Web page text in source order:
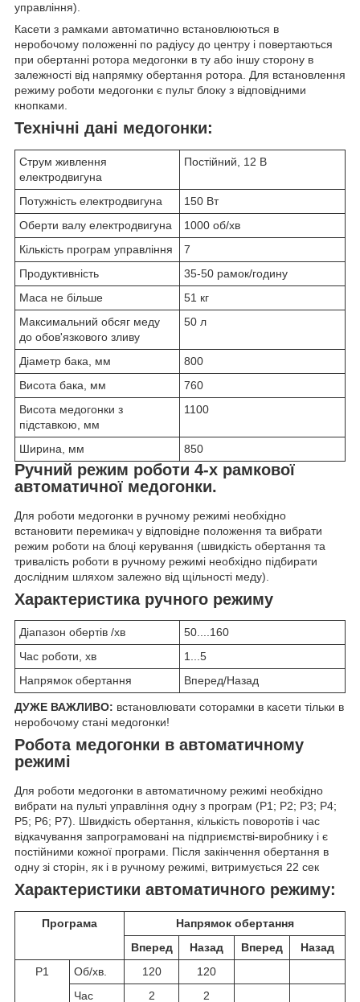
управління).
Касети з рамками автоматично встановлюються в
неробочому положенні по радіусу до центру і повертаються
при обертанні ротора медогонки в ту або іншу сторону в
залежності від напрямку обертання ротора. Для встановлення
режиму роботи медогонки є пульт блоку з відповідними
кнопками.
Технічні дані медогонки:
Струм живлення
електродвигуна
Постійний, 12 В
Потужність електродвигуна
150 Вт
Оберти валу електродвигуна
1000 об/хв
Кількість програм управління
7
Продуктивність
35-50 рамок/годину
Маса не більше
51 кг
Максимальний обсяг меду
до обов'язкового зливу
50 л
Діаметр бака, мм
800
Висота бака, мм
760
Висота медогонки з
підставкою, мм
1100
Ширина, мм 850
Ручний режим роботи 4-x рамкової
автоматичної медогонки.
Для роботи медогонки в ручному режимі необхідно
встановити перемикач у відповідне положення та вибрати
режим роботи на блоці керування (швидкість обертання та
тривалість роботи в ручному режимі необхідно підбирати
дослідним шляхом залежно від щільності меду).
Характеристика ручного режиму
Діапазон обертів /хв
50....160
Час роботи, хв
1...5
Напрямок обертання
Вперед/Назад
ДУЖЕ ВАЖЛИВО: встановлювати соторамки в касети тільки в
неробочому стані медогонки!
Робота медогонки в автоматичному
режимі
Для роботи медогонки в автоматичному режимі необхідно
вибрати на пульті управління одну з програм (Р1; Р2; Р3; Р4;
Р5; Р6; Р7). Швидкість обертання, кількість поворотів і час
відкачування запрограмовані на підприємстві-виробнику і є
постійними кожної програми. Після закінчення обертання в
одну зі сторін, як і в ручному режимі, витримується 22 сек
Характеристики автоматичного режиму:
Програма
Напрямок обертання
Вперед
Назад Вперед
Назад
Р1
Об/хв. 120
120
Час
2 2